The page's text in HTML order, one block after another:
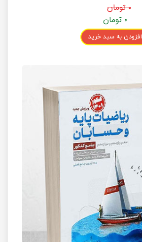
۰ تومان
۰ تومان
افزودن به سبد خرید